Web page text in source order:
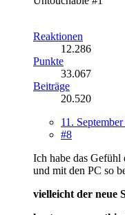
Reaktionen
12.286
Punkte
33.067
Beiträge
20.520
11.
#8
Ich habe das
und mit den PC so
vielleicht der neue